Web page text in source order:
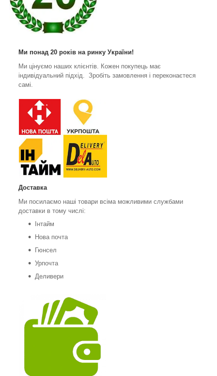
Ми понад 20 років на ринку України!
Ми цінуємо наших клієнтів. Кожен покупець має
індивідуальний підхід. Зробіть замовлення і переконаєтеся
самі.
Доставка
Ми посилаємо наші товари всіма можливими службами
доставки в тому числі:
Інтайм
Нова почта
Гюнсел
Урпочта
Деливери